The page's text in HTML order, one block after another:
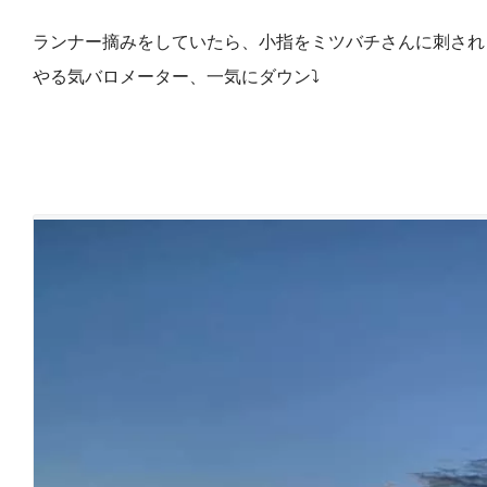
ランナー摘みをしていたら、小指をミツバチさんに刺さ
やる気バロメーター、一気にダウン⤵️